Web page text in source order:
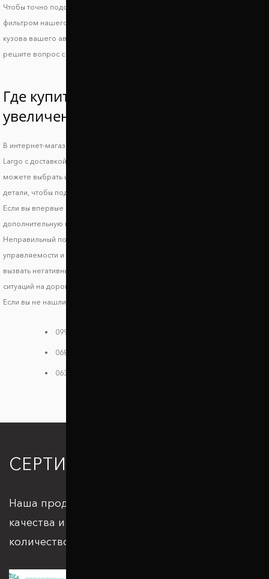
Чтобы точно подобрать проставки для Nissan Largo, воспользуйтесь
фильтром нашего сайта или свяжитесь с менеджером и укажите ВИН
кузова вашего авто. Так вы получите идеально совместимые проставки и
решите вопрос с дорожным просветом.
Где купить проставки для
увеличения клиренса Ниссан Ларго?
В интернет-магазине Автопроставка можно купить проставки Nissan
Largo с доставкой по всей территории Украины. В нашем каталоге вы
можете выбрать и заказать подходящие по форме, высоте и стоимости
детали, чтобы поднять авто и улучшить его ходовые характеристики.
Если вы впервые выбираете запчасти, обязательно получите
дополнительную консультацию, чтобы исключить риск несовместимости.
Неправильный подбор проставок может стать причиной ухудшения
управляемости и стабильности транспортного средства, что может
вызвать негативные последствия и риски возникновения опасных
ситуаций на дороге.
Если вы не нашли своей модели в каталоге, звоните нам:
099 784 38 08
068 182 48 40
063 396 33 26
СЕРТИФИКАЦИЯ
Наша продукция отвечает всем стандартам
качества и подкрепляется большим
количеством патентов и сертификатов